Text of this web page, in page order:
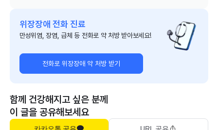
위장장애 전화 진료
만성위염, 장염, 급체 등 전화로 약 처방 받아보세요!
전화로 위장장애 약 처방 받기
함께 건강해지고 싶은 분께
이 글을 공유해보세요